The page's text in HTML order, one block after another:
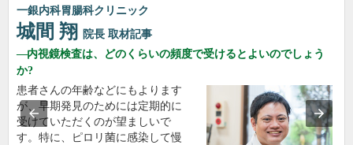
一銀内科胃腸科クリニック
城間 翔 院長 取材記事
内視鏡検査は、どのくらいの頻度で受けるとよいのでしょう
か?
患者さんの年齢などにもよります
が、早期発見のためには定期的に
受けていただくのが望ましいで
す。特に、ピロリ菌に感染して慢